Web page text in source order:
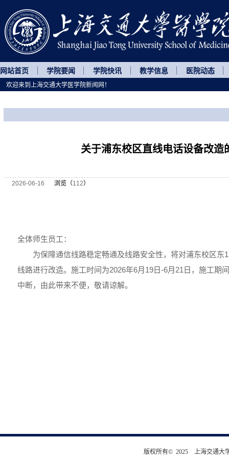
版权所有© 2025 上海交通大
网站首页 学院要闻 学院快讯 教学信息 医院动态
关于浦东校区直线电话设备改造
2026-06-16 浏览（112）
全体师生员工：
为保障通信线路稳定畅通及线路安全性，将对浦东校区东
线路进行改造。施工时间为2026年6月19日-6月21日，施工期
中断，由此带来不便，敬请谅解。
欢迎来到上海交通大学医学院新闻网！